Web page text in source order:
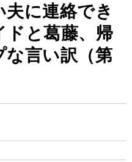
部
る夫に連絡でき
ドと葛藤、帰
言い訳（第